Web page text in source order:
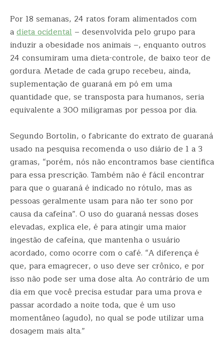
Por 18 semanas, 24 ratos foram alimentados com
adieta ocidental – desenvolvida pelo grupo para
induzir a obesidade nos animais –, enquanto outros
24 consumiram uma dieta-controle, de baixo teor de
gordura. Metade de cada grupo recebeu, ainda,
suplementação de guaraná em pó em uma
quantidade que, se transposta para humanos, seria
equivalente a 300 miligramas por pessoa por dia.
Segundo Bortolin, o fabricante do extrato de guaraná
usado na pesquisa recomenda o uso diário de 1 a 3
gramas, “porém, nós não encontramos base científica
para essa prescrição. Também não é fácil encontrar
para que o guaraná é indicado no rótulo, mas as
pessoas geralmente usam para não ter sono por
causa da cafeína”. O uso do guaraná nessas doses
elevadas, explica ele, é para atingir uma maior
ingestão de cafeína, que mantenha o usuário
acordado, como ocorre com o café. “A diferença é
que, para emagrecer, o uso deve ser crônico, e por
isso não pode ser uma dose alta. Ao contrário de um
dia em que você precisa estudar para uma prova e
passar acordado a noite toda, que é um uso
momentâneo (agudo), no qual se pode utilizar uma
dosagem mais alta.”